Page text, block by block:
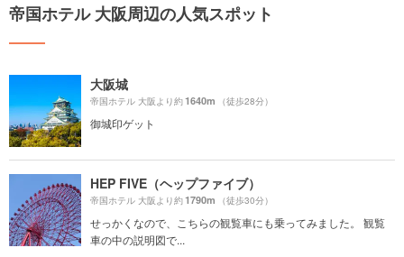
帝国ホテル 大阪周辺の人気スポット
大阪城
帝国ホテル 大阪より約1640m （徒歩28分）
御城印ゲット
HEP FIVE（ヘップファイブ）
帝国ホテル 大阪より約1790m （徒歩30分）
せっかくなので、こちらの観覧車にも乗ってみました。 観覧
車の中の説明図で...